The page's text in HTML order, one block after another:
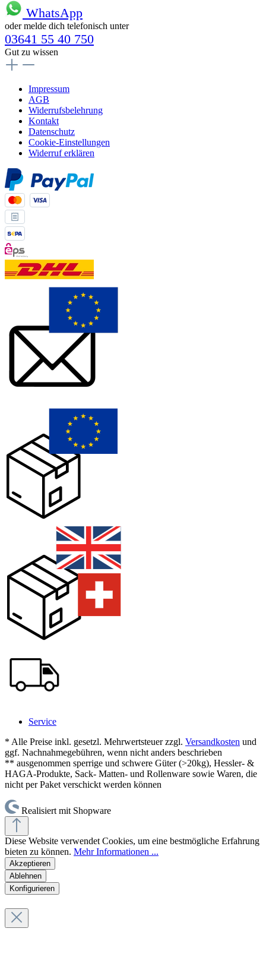
WhatsApp
oder melde dich telefonisch unter
03641 55 40 750
Gut zu wissen
Impressum
AGB
Widerrufsbelehrung
Kontakt
Datenschutz
Cookie-Einstellungen
Widerruf erklären
Service
* Alle Preise inkl. gesetzl. Mehrwertsteuer zzgl. Versandkosten und
ggf. Nachnahmegebühren, wenn nicht anders beschrieben
** ausgenommen sperrige und schwere Güter (>20kg), Hessler- &
HAGA-Produkte, Sack- Matten- und Rollenware sowie Waren, die
nicht per Paket verschickt werden können
Realisiert mit Shopware
Diese Website verwendet Cookies, um eine bestmögliche Erfahrung
bieten zu können. Mehr Informationen ...
Akzeptieren
Ablehnen
Konfigurieren